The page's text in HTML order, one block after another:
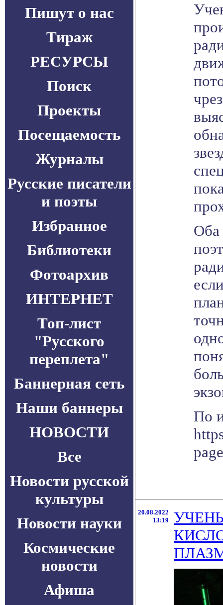
Пишут о нас
Тираж
РЕСУРСЫ
Поиск
Проекты
Посещаемость
Журналы
Русские писатели
и поэты
Избранное
Библиотеки
Фотоархив
ИНТЕРНЕТ
Топ-лист
"Русского
переплета"
Баннерная сеть
Наши баннеры
НОВОСТИ
Все
Новости русской
культуры
Новости науки
Космические
новости
Афиша
Оба
По
20.08.2022
13:19